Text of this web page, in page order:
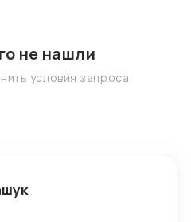
не нашли
условия запроса